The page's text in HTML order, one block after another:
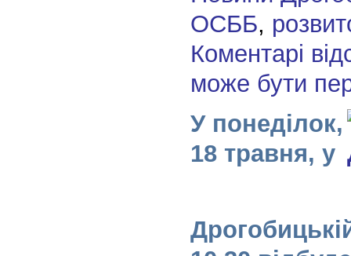
ОСББ,
Коментарі
може бути
У понеділок,
18 травня, у